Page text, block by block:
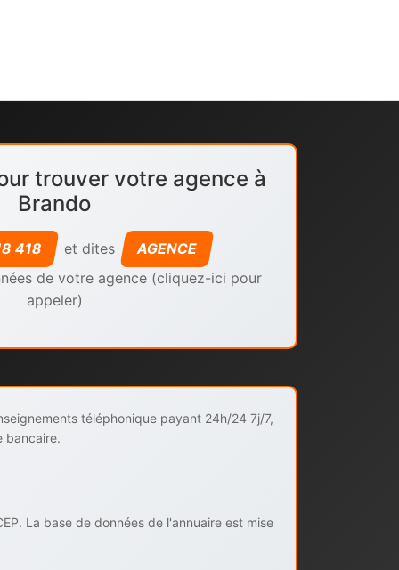
trouver votre agence à
Brando
418 et dites
AGENCE
de votre agence (cliquez-ici pour
appeler)
téléphonique payant 24h/24 7j/7,
bancaire.
La base de données de l'annuaire est mise